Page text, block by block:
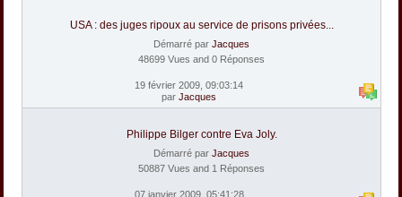
USA : des juges ripoux au service de prisons privées...
Démarré par Jacques
48699 Vues and 0 Réponses
19 février 2009, 09:03:14
par Jacques
Philippe Bilger contre Eva Joly.
Démarré par Jacques
50887 Vues and 1 Réponses
07 janvier 2009, 05:41:28